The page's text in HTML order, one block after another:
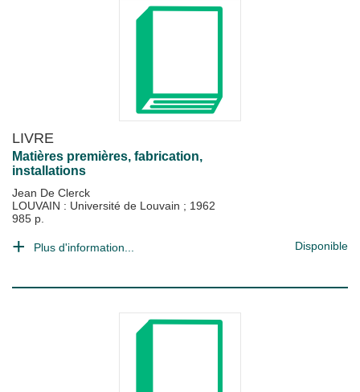
LIVRE
Matières premières, fabrication,
installations
Jean De Clerck
LOUVAIN : Université de Louvain ; 1962
985 p.
Plus d'information... Disponible